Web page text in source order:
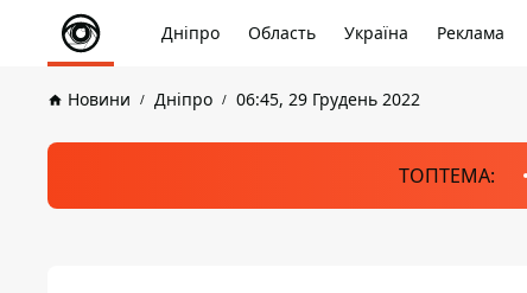
Дніпро Область Україна Реклама
Новини Дніпро 06:45, 29 Грудень 2022
ТОПТЕМА: